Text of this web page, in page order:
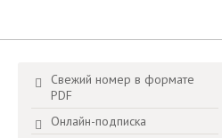
Свежий номер в формате
PDF
Онлайн-подписка